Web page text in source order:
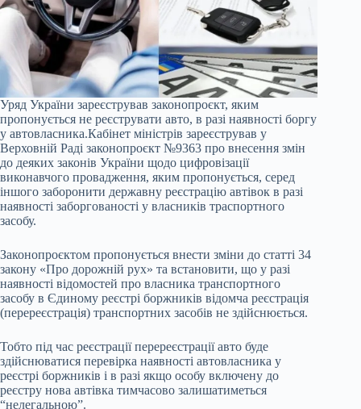
Уряд України зареєстрував законопроєкт, яким
пропонується не реєструвати авто, в разі наявності боргу
у автовласника.Кабінет міністрів зареєстрував у
Верховній Раді законопроєкт №9363 про внесення змін
до деяких законів України щодо цифровізації
виконавчого провадження, яким пропонується, серед
іншого заборонити державну реєстрацію автівок в разі
наявності заборгованості у власників траспортного
засобу.
Законопроєктом пропонується внести зміни до статті 34
закону «Про дорожній рух» та встановити, що у разі
наявності відомостей про власника транспортного
засобу в Єдиному реєстрі боржників відомча реєстрація
(перереєстрація) транспортних засобів не здійснюється.
Тобто під час реєстрації перереєстрації авто буде
здійснюватися перевірка наявності автовласника у
реєстрі боржників і в разі якщо особу включену до
реєстру нова автівка тимчасово залишатиметься
“нелегальною”.